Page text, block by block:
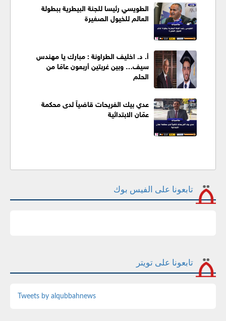
الطويسي رئيسا للجنة البيطرية ببطولة
العالم للخيول الصغيرة
أ. د. اخليف الطراونة : مبارك يا مهندس
سيف… وبين غربتين أربعون عامًا من
الحلم
عدي بيك الفريحات قاضياً لدى محكمة
عمّان الابتدائية
تابعونا على الفيس بوك
تابعونا على تويتر
Tweets by alqubbahnews